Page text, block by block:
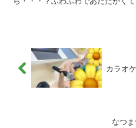
カラオ
なつま